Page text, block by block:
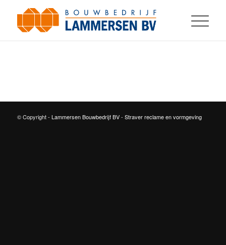
© Copyright - Lammersen Bouwbedrijf BV- Straver reclame en vormgeving